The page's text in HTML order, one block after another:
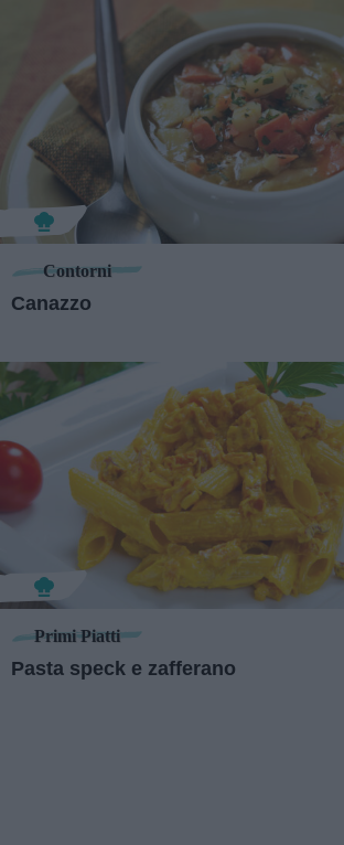
Contorni
Canazzo
Primi Piatti
Pasta speck e zafferano